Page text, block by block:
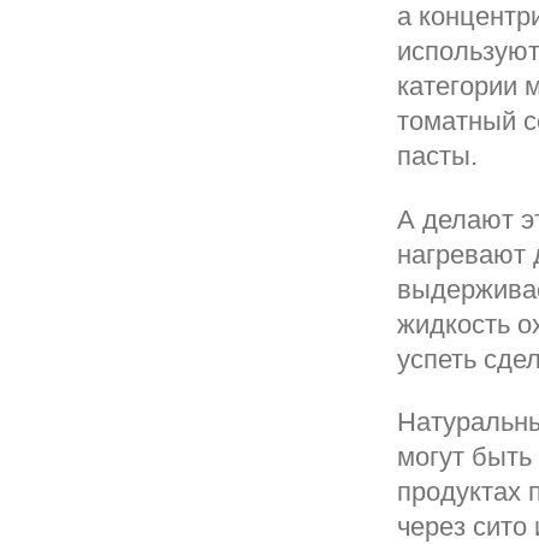
а
категории
томатный
пасты.
А делают
нагревают
жидкость
успеть
могут
продуктах
через